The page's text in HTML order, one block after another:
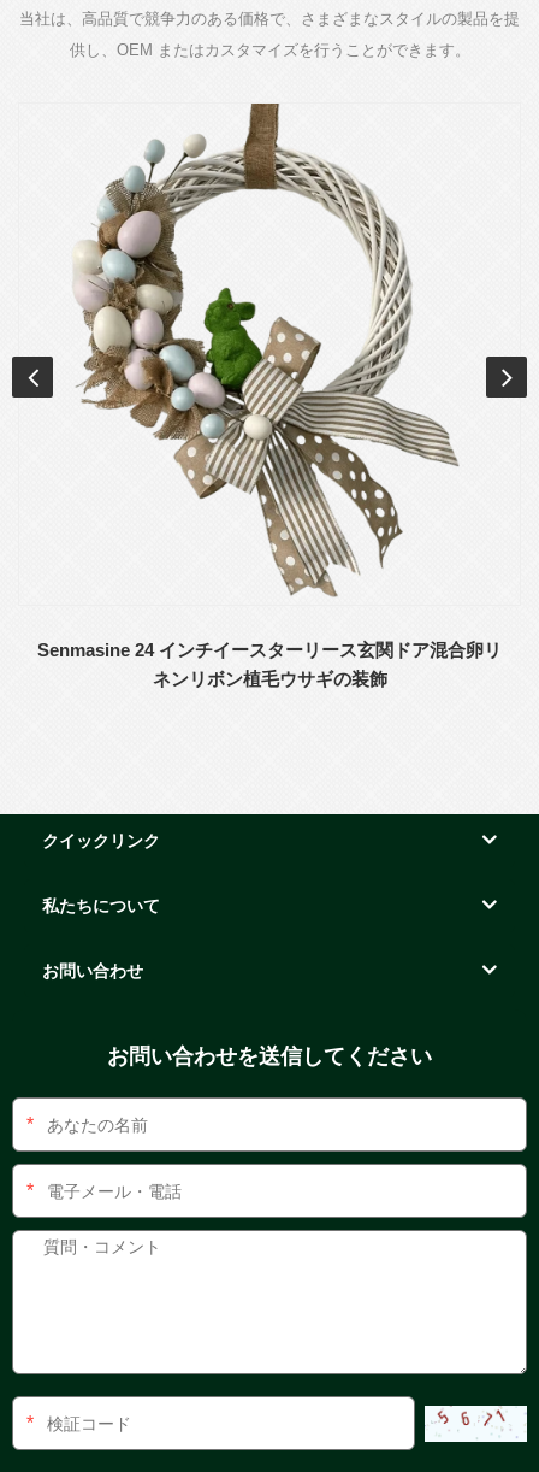
当社は、高品質で競争力のある価格で、さまざまなスタイルの製品を提
供し、OEM またはカスタマイズを行うことができます。
Senmasine 24 インチイースターリース玄関ドア混合卵リ
ネンリボン植毛ウサギの装飾
クイックリンク
私たちについて
お問い合わせ
お問い合わせを送信してください
*
*
*